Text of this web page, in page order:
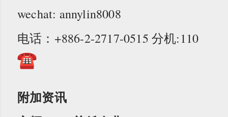
wechat: annylin8008
电话：+886-2-2717-0515 分机:110
附加资讯